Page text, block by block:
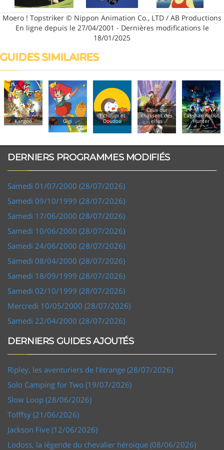
Moero ! Topstriker © Nippon Animation Co., LTD / AB Productions
En ligne depuis le 27/04/2001 - Dernières modifications le
18/01/2025
GUIDES SIMILAIRES
Kangoo Gigi
T'choupi et
Doudou
Ceux qui
chassent des
elfes
Casshan Robot
Hunter
DERNIERS PROGRAMMES MODIFIÉS
Samedi 01/07/2000 (28/07/2026)
Samedi 09/10/1999 (28/07/2026)
Samedi 17/06/2000 (28/07/2026)
Samedi 10/06/2000 (28/07/2026)
Samedi 24/06/2000 (28/07/2026)
Samedi 08/04/2000 (28/07/2026)
Samedi 18/09/1999 (28/07/2026)
Samedi 02/10/1999 (28/07/2026)
Mercredi 10/05/2000 (28/07/2026)
Samedi 22/04/2000 (28/07/2026)
DERNIERS GUIDES AJOUTÉS
Ripley, les aventuriers de l'étrange (28/07/2026)
Solo Camping for Two (19/07/2026)
Slow Loop (28/06/2026)
Tofffsy (21/06/2026)
Jackson Five (12/06/2026)
Lodoss, la légende du chevalier héroïque (08/06/2026)